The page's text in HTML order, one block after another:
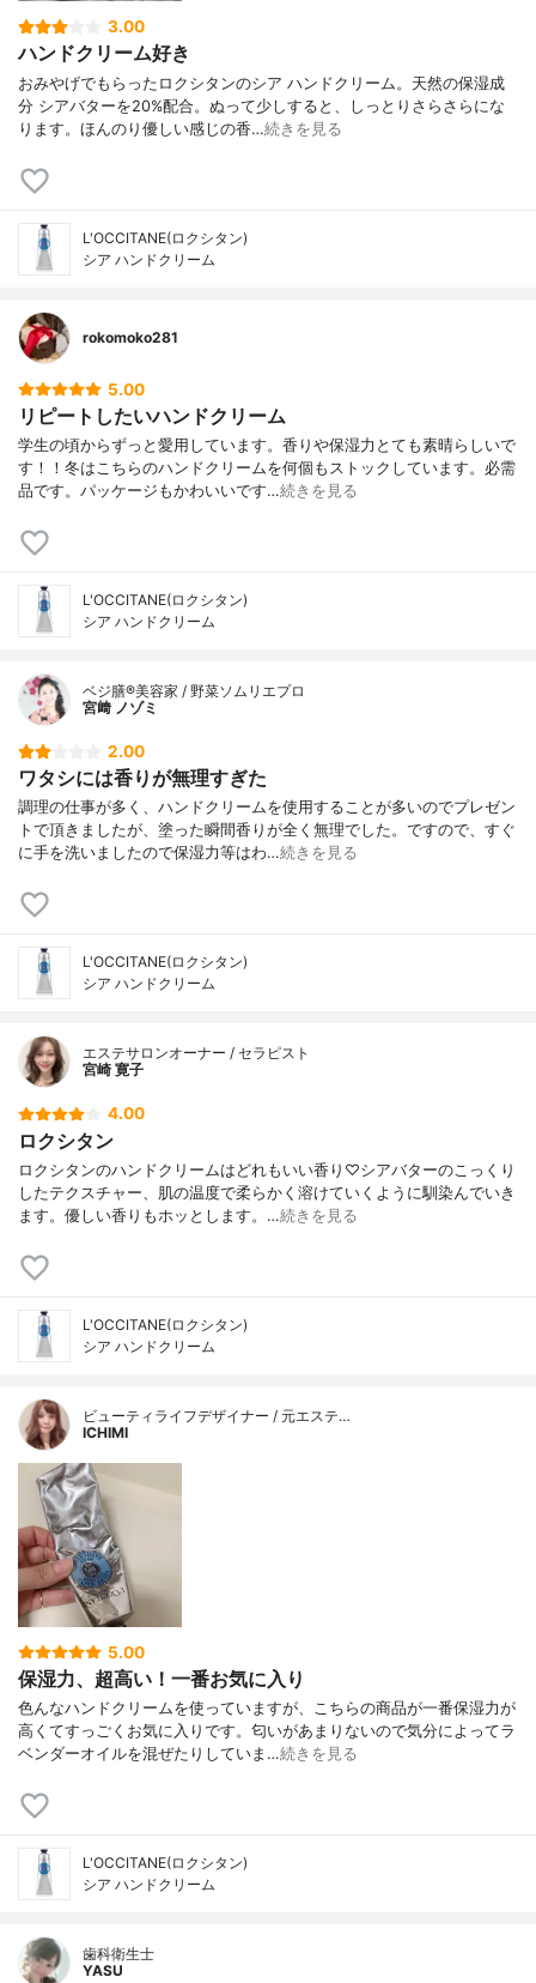
3.00
ハンドクリーム好き
おみやげでもらったロクシタンのシア ハンドクリーム。天然の保湿成
分 シアバターを20%配合。ぬって少しすると、しっとりさらさらにな
ります。ほんのり優しい感じの香…続きを見る
L'OCCITANE(ロクシタン)
シア ハンドクリーム
rokomoko281
5.00
リピートしたいハンドクリーム
学生の頃からずっと愛用しています。香りや保湿力とても素晴らしいで
す！！冬はこちらのハンドクリームを何個もストックしています。必需
品です。パッケージもかわいいです…続きを見る
L'OCCITANE(ロクシタン)
シア ハンドクリーム
ベジ膳®美容家 / 野菜ソムリエプロ
宮﨑 ノゾミ
2.00
ワタシには香りが無理すぎた
調理の仕事が多く、ハンドクリームを使用することが多いのでプレゼン
トで頂きましたが、塗った瞬間香りが全く無理でした。ですので、すぐ
に手を洗いましたので保湿力等はわ…続きを見る
L'OCCITANE(ロクシタン)
シア ハンドクリーム
エステサロンオーナー / セラピスト
宮崎 寛子
4.00
ロクシタン
ロクシタンのハンドクリームはどれもいい香り♡シアバターのこっくり
したテクスチャー、肌の温度で柔らかく溶けていくように馴染んでいき
ます。優しい香りもホッとします。…続きを見る
L'OCCITANE(ロクシタン)
シア ハンドクリーム
ビューティライフデザイナー / 元エステ…
ICHIMI
5.00
保湿力、超高い！一番お気に入り
色んなハンドクリームを使っていますが、こちらの商品が一番保湿力が
高くてすっごくお気に入りです。匂いがあまりないので気分によってラ
ベンダーオイルを混ぜたりしていま…続きを見る
L'OCCITANE(ロクシタン)
シア ハンドクリーム
歯科衛生士
YASU